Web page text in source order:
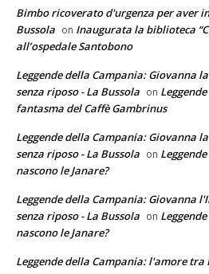
Bimbo ricoverato d'urgenza per aver
Bussola on Inaugurata la biblioteca
all’ospedale Santobono
Leggende della Campania: Giovanna
senza riposo - La Bussola on
fantasma del Caffè Gambrinus
Leggende della Campania: Giovanna
senza riposo - La Bussola on
nascono le Janare?
Leggende della Campania: Giovanna
senza riposo - La Bussola on
nascono le Janare?
Leggende della Campania: l'amore tra